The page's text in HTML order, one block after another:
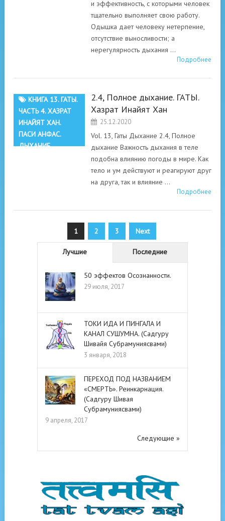
и эффективность, с которыми человек
тщательно выполняет свою работу.
Одышка дает человеку нетерпение,
отсутствие выносливости; а
нерегулярность дыхания …
Подробнее
КНИГА 13. ГАТЫ.
ЧАСТЬ 4. ХАЗРАТ
ИНАЙЯТ ХАН.
ПАСИ АНФАС.
ДЫХАНИЕ
2.4, Полное дыхание. ГАТЫ.
Хазрат Инайят Хан
25.12.2020
Vol. 13, Гаты Дыхание 2.4, Полное
дыхание Важность дыхания в теле
подобна влиянию погоды в мире. Как
тело и ум действуют и реагируют друг
на друга, так и влияние …
Подробнее
записей
1 2 3 Next
Лучшие Последние
50 эффектов Осознанности.
29 июля, 2017
ТОКИ ИДА И ПИНГАЛА И
КАНАЛ СУШУМНА. (Садгуру
Шивайя Субрамуниясвами)
3 января, 2018
ПЕРЕХОД ПОД НАЗВАНИЕМ
«СМЕРТЬ». Реинкарнация.
(Садгуру Шивая
Субрамуниясвами)
9 апреля, 2017
Следующие »